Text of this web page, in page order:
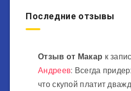
Последние отзывы
Отзыв от Макар к
Андреев: Всегда
что скупой платит